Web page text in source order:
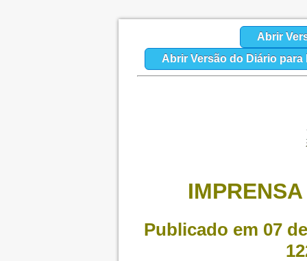
Abrir
Abrir Versão do Diário para
Publicado em 07